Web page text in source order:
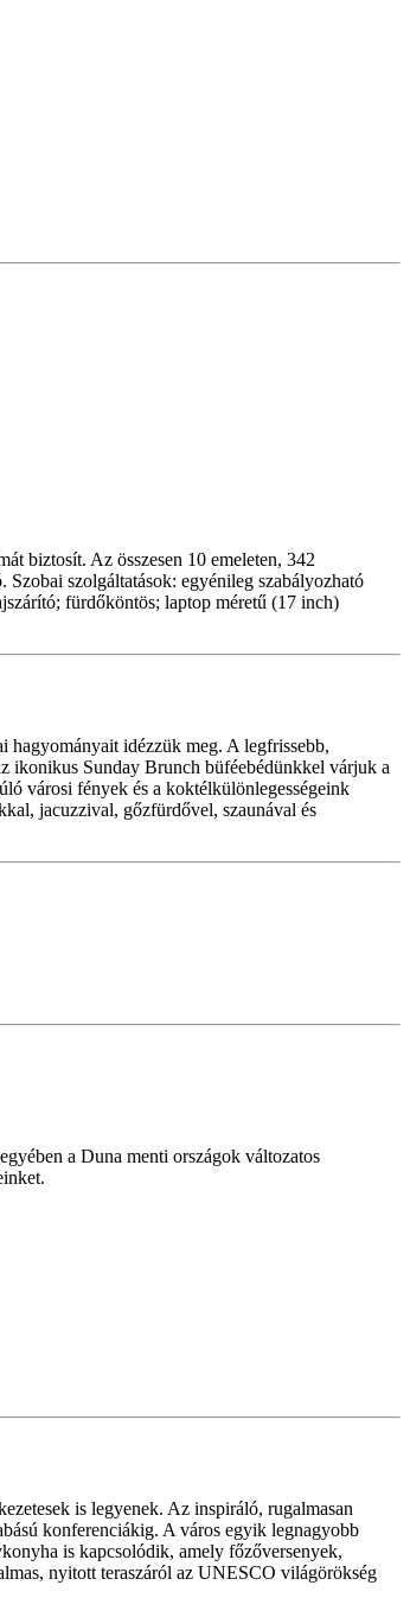
biztosít. Az összesen 10 emeleten, 342
Szobai szolgáltatások: egyénileg szabályozható
fürdőköntös; laptop méretű (17 inch)
hagyományait idézzük meg. A legfrissebb,
ikonikus Sunday Brunch büféebédünkkel várjuk a
városi fények és a koktélkülönlegességeink
jacuzzival, gőzfürdővel, szaunával és
a Duna menti országok változatos
is legyenek. Az inspiráló, rugalmasan
konferenciákig. A város egyik legnagyobb
is kapcsolódik, amely főzőversenyek,
nyitott teraszáról az UNESCO világörökség